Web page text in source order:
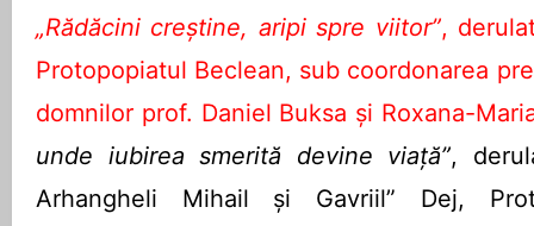
„Rădăcini creștine, aripi spre viitor”,
Protopopiatul Beclean, sub coordonarea
domnilor prof. Daniel Buksa și Roxana-
unde iubirea smerită devine viață”,
Arhangheli Mihail și Gavriil” Dej,